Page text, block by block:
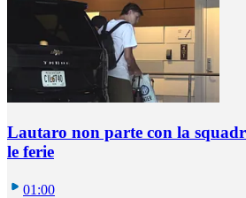
Lautaro non parte con la
le ferie
01:00